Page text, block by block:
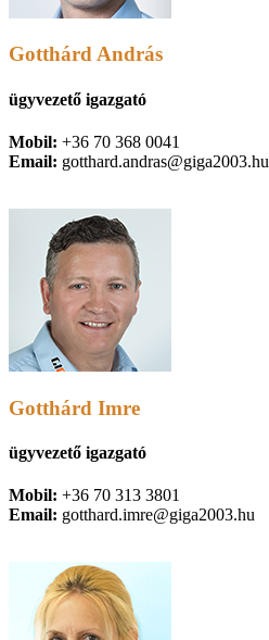
Gotthárd András
ügyvezető igazgató
Mobil: +36 70 368 0041
Email: gotthard.andras@giga2003.hu
Gotthárd Imre
ügyvezető igazgató
Mobil: +36 70 313 3801
Email: gotthard.imre@giga2003.hu